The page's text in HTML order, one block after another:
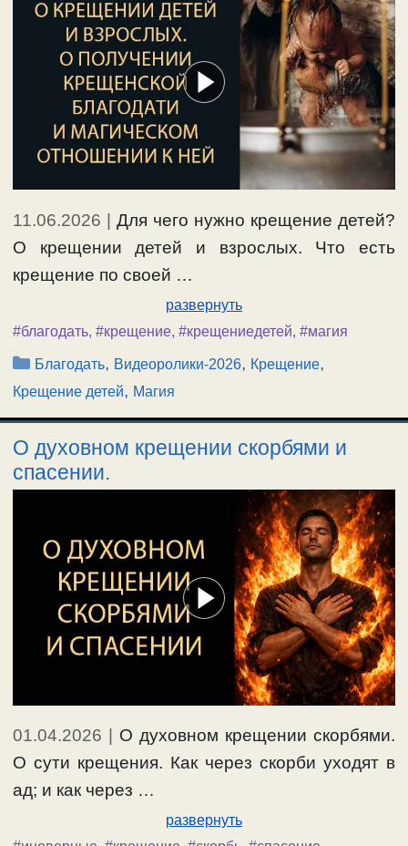
11.06.2026 | Для чего нужно крещение детей?
О крещении детей и взрослых. Что есть
крещение по своей …
развернуть
#благодать, #крещение, #крещениедетей, #магия
Рубрики
Благодать, Видеоролики-2026, Крещение,
Крещение детей, Магия
О духовном крещении скорбями и
спасении.
01.04.2026
О духовном крещении скорбями.
О сути крещения. Как через скорби уходят в
ад; и как через …
развернуть